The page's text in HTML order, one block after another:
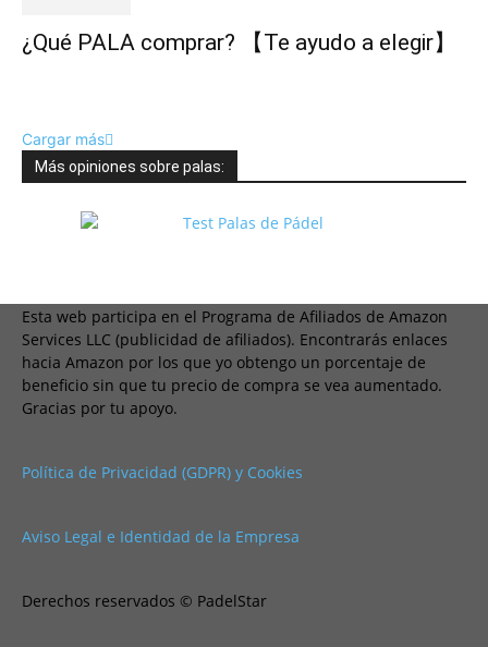
¿Qué PALA comprar? 【Te ayudo a elegir】
Cargar más
Más opiniones sobre palas:
Esta web participa en el Programa de Afiliados de Amazon
Services LLC (publicidad de afiliados). Encontrarás enlaces
hacia Amazon por los que yo obtengo un porcentaje de
beneficio sin que tu precio de compra se vea aumentado.
Gracias por tu apoyo.
Política de Privacidad (GDPR) y Cookies
Aviso Legal e Identidad de la Empresa
Derechos reservados © PadelStar